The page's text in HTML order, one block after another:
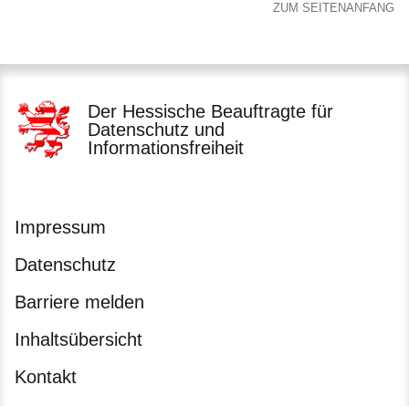
ZUM SEITENANFANG
Der Hessische Beauftragte für
Datenschutz und
Informationsfreiheit
Impressum
Datenschutz
Barriere melden
Inhaltsübersicht
Kontakt